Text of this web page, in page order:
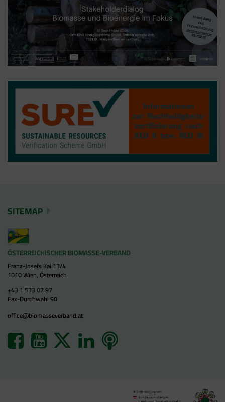
SITEMAP
ÖSTERREICHISCHER BIOMASSE-VERBAND
Franz-Josefs Kai 13/4
1010 Wien, Österreich
+43 1 533 07 97
Fax-Durchwahl 90
office@biomasseverband.at